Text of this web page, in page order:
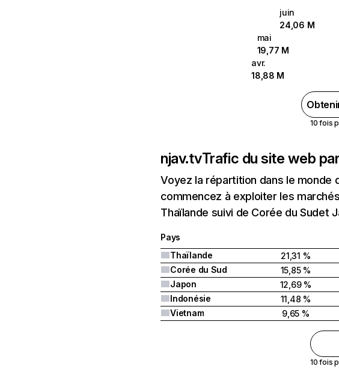
juin
24,06 M
mai
19,77 M
avr.
18,88 M
10 fois
njav.tvTrafic du site web
Voyez la répartition dans le
commencez à exploiter les
Thaïlande suivi de Corée du Sudet
Pays
Thaïlande
21,31 %
Corée du Sud
15,85 %
Japon
12,69 %
Indonésie
11,48 %
Vietnam
9,65 %
10 fois